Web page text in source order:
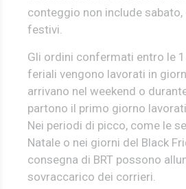
conteggio non include
festivi.
Gli ordini confermati entro le
feriali vengono lavorati in
arrivano nel weekend o
partono il primo giorno
Nei periodi di picco, come le
Natale o nei giorni del Black
consegna di BRT possono
sovraccarico dei corrieri.